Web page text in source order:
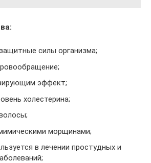
силы организма;
эффект;
холестерина;
морщинами;
в лечении простудных и